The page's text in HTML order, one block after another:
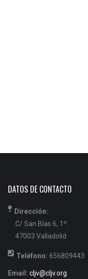
DATOS DE CONTACTO
Dirección:
C/ San Blas 6, 1º.
47003 Valladolid
Teléfono: 656809443
Email: cljv@cljv.org